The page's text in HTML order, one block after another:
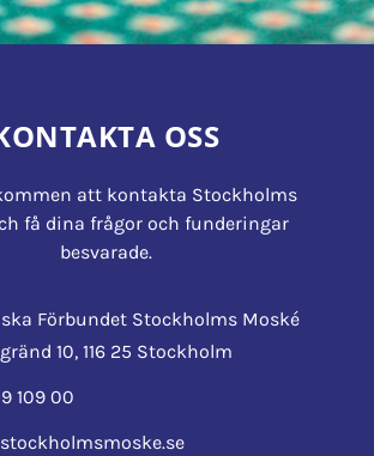
OSS
att kontakta Stockholms
få dina frågor och funderingar
besvarade.
Förbundet Stockholms Moské
10, 116 25 Stockholm
109 00